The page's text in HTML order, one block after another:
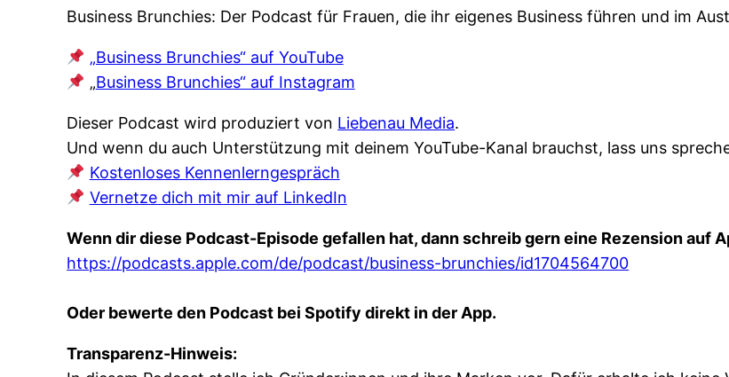
Business Brunchies: Der Podcast für Frauen, die ihr eigenes Business führen und im
„Business Brunchies“ auf YouTube
„Business Brunchies“ auf Instagram
Dieser Podcast wird produziert von Liebenau Media.
Und wenn du auch Unterstützung mit deinem YouTube-Kanal brauchst, lass uns
Kostenloses Kennenlerngespräch
Vernetze dich mit mir auf LinkedIn
Wenn dir diese Podcast-Episode gefallen hat, dann schreib gern eine Rezension auf
https://podcasts.apple.com/de/podcast/business-brunchies/id1704564700
Oder bewerte den Podcast bei Spotify direkt in der App.
Transparenz-Hinweis: